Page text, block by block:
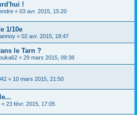
!
« 03 avr. 2015, 15:20
1/10e
« 02 avr. 2015, 18:47
le Tarn ?
« 29 mars 2015, 09:38
« 10 mars 2015, 21:50
« 23 févr. 2015, 17:05